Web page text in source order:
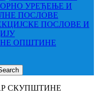
УРЕЂЕЊЕ И
ПОСЛОВЕ
ПОСЛОВЕ И
ОПШТИНЕ
СКУПШТИНЕ